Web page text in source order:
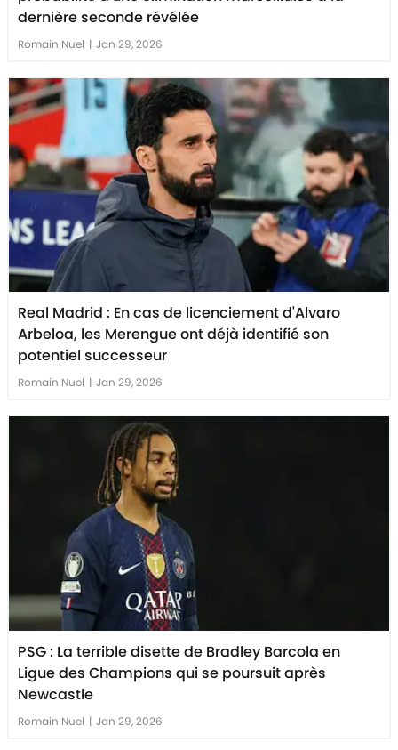
dernière seconde révélée
Romain Nuel | Jan 29, 2026
Real Madrid : En cas de licenciement d'Alvaro
Arbeloa, les Merengue ont déjà identifié son
potentiel successeur
Romain Nuel | Jan 29, 2026
PSG : La terrible disette de Bradley Barcola en
Ligue des Champions qui se poursuit après
Newcastle
Romain Nuel | Jan 29, 2026